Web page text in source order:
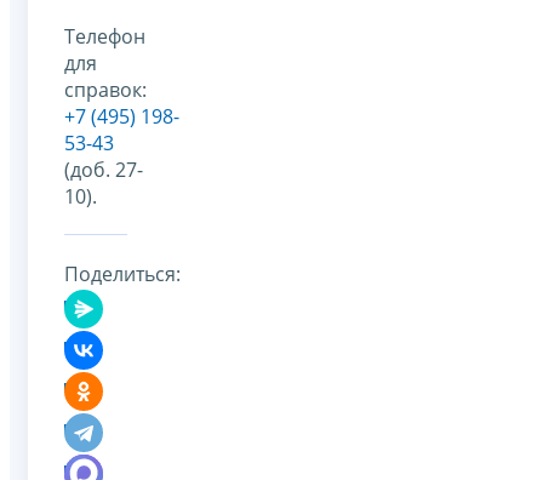
Телефон
для
справок:
+7 (495) 198-
53-43
(доб. 27-
10).
Поделиться: